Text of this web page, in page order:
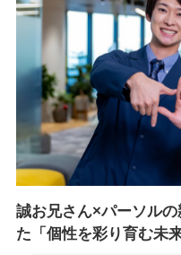
誠お兄さん×パーソル
た「個性を彩り育む未